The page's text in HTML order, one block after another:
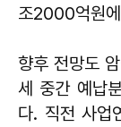
조2000억원
향후 전망도
세 중간 예납
다. 직전 사업